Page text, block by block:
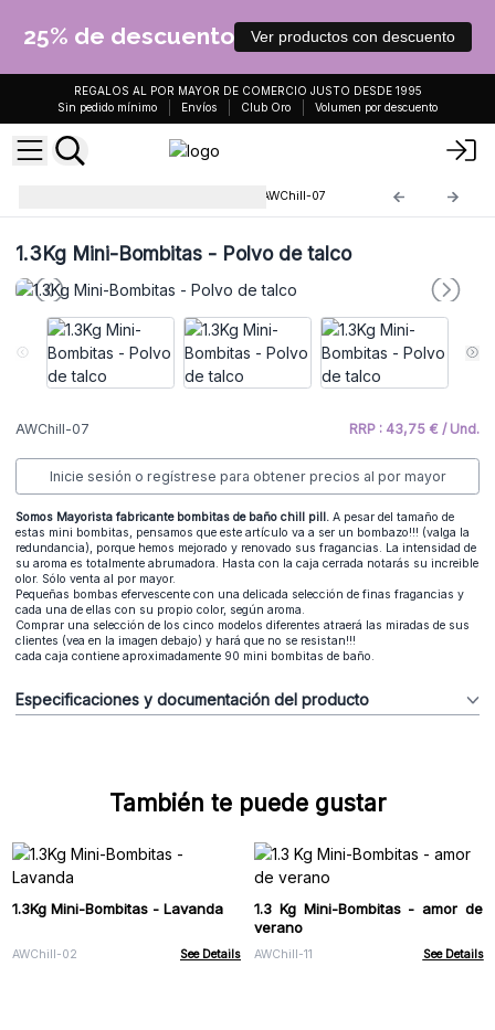
25% de descuento Ver productos con descuento
REGALOS AL POR MAYOR DE COMERCIO JUSTO DESDE 1995
Sin pedido mínimo
Envíos Club Oro Volumen por descuento
AWChill-07
1.3Kg Mini-Bombitas - Polvo de talco
AWChill-07 RRP : 43,75 € / Und.
Inicie sesión o regístrese para obtener precios al por mayor
Somos Mayorista fabricante bombitas de baño chill pill. A pesar del tamaño de
estas mini bombitas, pensamos que este artículo va a ser un bombazo!!! (valga la
redundancia), porque hemos mejorado y renovado sus fragancias. La intensidad de
su aroma es totalmente abrumadora. Hasta con la caja cerrada notarás su increible
olor. Sólo venta al por mayor.
Pequeñas bombas efervescente con una delicada selección de finas fragancias y
cada una de ellas con su propio color, según aroma.
Comprar una selección de los cinco modelos diferentes atraerá las miradas de sus
clientes (vea en la imagen debajo) y hará que no se resistan!!!
cada caja contiene aproximadamente 90 mini bombitas de baño.
Especificaciones y documentación del producto
También te puede gustar
1.3Kg Mini-Bombitas - Lavanda
AWChill-02 See Details
1.3 Kg Mini-Bombitas - amor de
verano
AWChill-11 See Details